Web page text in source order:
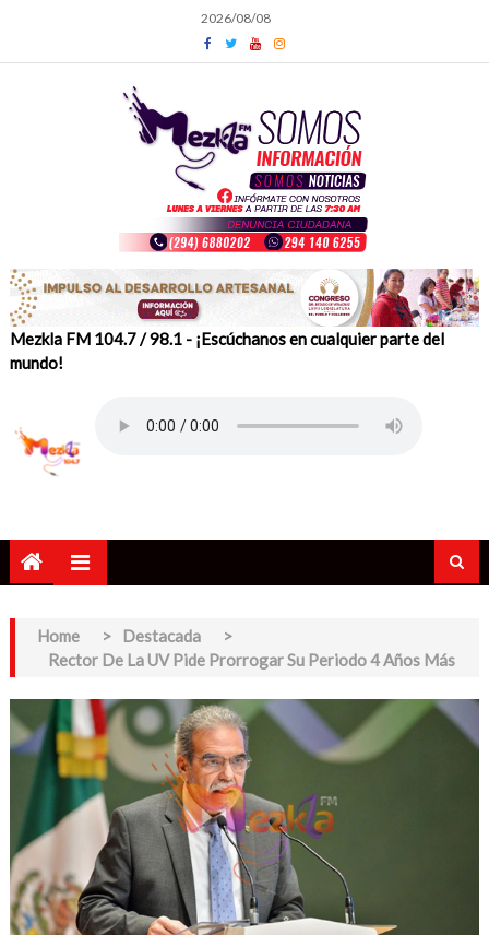
content
2026/08/08
Mezkla FM 104.7 / 98.1 - ¡Escúchanos en cualquier parte del
mundo!
Home > Destacada
>
Rector De La UV Pide Prorrogar Su Periodo 4 Años Más